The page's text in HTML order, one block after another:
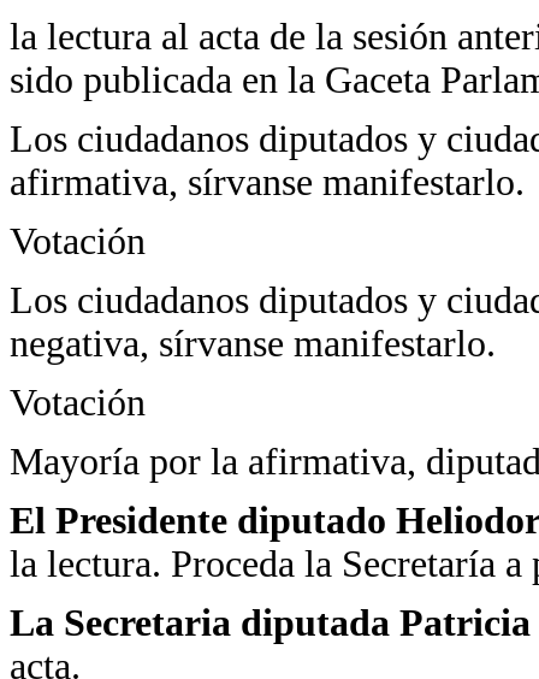
la lectura al acta de la sesión
sido publicada en la Gaceta
Los ciudadanos diputados y
afirmativa, sírvanse manifestarlo.
Votación
Los ciudadanos diputados y
negativa, sírvanse manifestarlo.
Votación
Mayoría por la afirmativa,
El Presidente diputado
la lectura. Proceda la Secretaría
La Secretaria diputada
acta.